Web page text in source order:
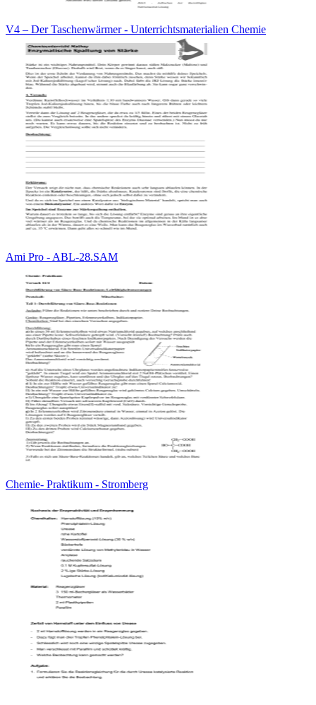
V4 – Der Taschenwärmer - Unterrichtsmaterialien Chemie
Ami Pro - ABL-28.SAM
Chemie- Praktikum - Stromberg